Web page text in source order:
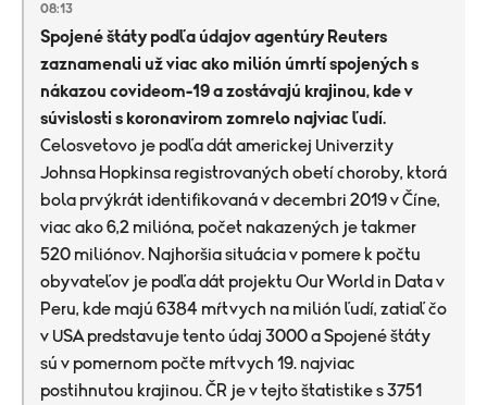
08:13
Spojené štáty podľa údajov agentúry Reuters
zaznamenali už viac ako milión úmrtí spojených s
nákazou covideom-19 a zostávajú krajinou, kde v
súvislosti s koronavirom zomrelo najviac ľudí.
Celosvetovo je podľa dát americkej Univerzity
Johnsa Hopkinsa registrovaných obetí choroby, ktorá
bola prvýkrát identifikovaná v decembri 2019 v Číne,
viac ako 6,2 milióna, počet nakazených je takmer
520 miliónov. Najhoršia situácia v pomere k počtu
obyvateľov je podľa dát projektu Our World in Data v
Peru, kde majú 6384 mŕtvych na milión ľudí, zatiaľ čo
v USA predstavuje tento údaj 3000 a Spojené štáty
sú v pomernom počte mŕtvych 19. najviac
postihnutou krajinou. ČR je v tejto štatistike s 3751